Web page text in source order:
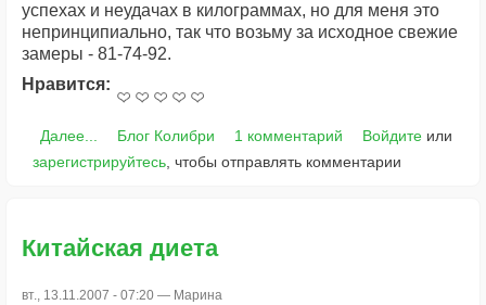
успехах и неудачах в килограммах, но для меня это
непринципиально, так что возьму за исходное свежие
замеры - 81-74-92.
Нравится:
Далее... Блог Колибри 1 комментарий Войдитеили
зарегистрируйтесь, чтобы отправлять комментарии
Китайская диета
вт., 13.11.2007 - 07:20 — Марина